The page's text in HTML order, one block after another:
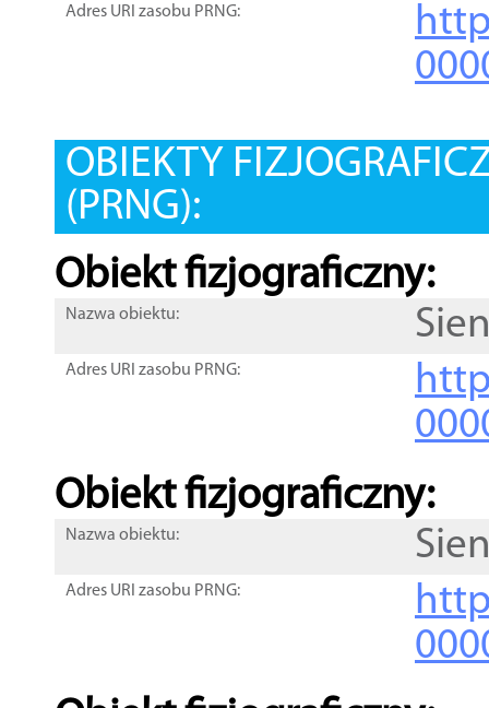
Adres URI zasobu PRNG:
OBIEKTY
(PRNG):
Obiekt fizjograficzny:
Nazwa obiektu:
Adres URI zasobu PRNG:
Obiekt fizjograficzny:
Nazwa obiektu:
Adres URI zasobu PRNG: